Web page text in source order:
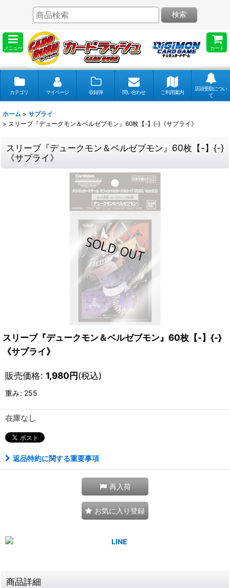
メニュー カート
検索
カテゴリ マイページ 収録弾 問い合わせ ご利用案内
店頭受取につい
て
ホーム > サプライ
> スリーブ『デュークモン＆ベルゼブモン』60枚【-】{-}《サプライ》
スリーブ『デュークモン＆ベルゼブモン』60枚【-】{-}
《サプライ》
スリーブ『デュークモン＆ベルゼブモン』60枚【-】{-}
《サプライ》
販売価格: 1,980円(税込)
重み: 255
在庫なし
返品特約に関する重要事項
再入荷
お気に入り登録
商品詳細